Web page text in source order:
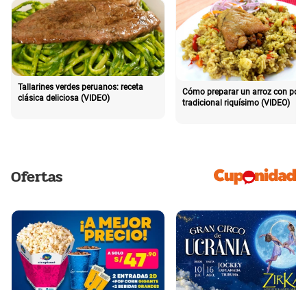
Tallarines verdes peruanos: receta
clásica deliciosa (VIDEO)
Cómo preparar un arroz con pollo
tradicional riquísimo (VIDEO)
Ofertas